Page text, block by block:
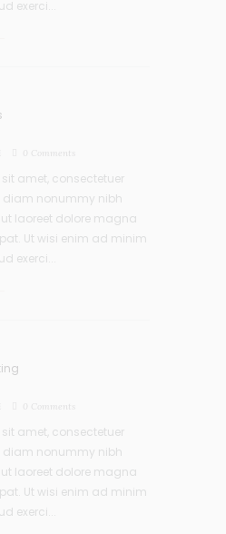
exerci...
Comments
amet, consectetuer
diam nonummy nibh
laoreet dolore magna
Ut wisi enim ad minim
exerci...
Comments
amet, consectetuer
diam nonummy nibh
laoreet dolore magna
Ut wisi enim ad minim
exerci...